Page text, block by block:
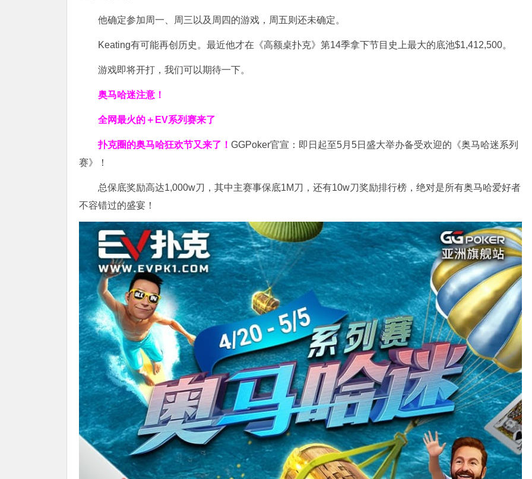
他确定参加周一、周三以及周四的游戏，周五则还未确定。
Keating有可能再创历史。最近他才在《高额桌扑克》第14季拿下节目史上最大的底池$1,412,500。
游戏即将开打，我们可以期待一下。
奥马哈迷注意！
全网最火的＋EV系列赛来了
扑克圈的奥马哈狂欢节又来了！ GGPoker官宣：即日起至5月5日盛大举办备受欢迎的《奥马哈迷系列
赛》！
总保底奖励高达1,000w刀，其中主赛事保底1M刀，还有10w刀奖励排行榜，绝对是所有奥马哈爱好者
不容错过的盛宴！